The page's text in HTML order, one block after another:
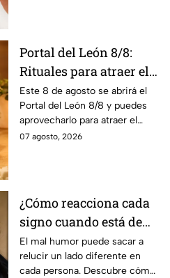
Portal del León 8/8:
Rituales para atraer el
amor este 8 de agosto
Este 8 de agosto se abrirá el
Portal del León 8/8 y puedes
aprovecharlo para atraer el
amor con estos sencillos
07 agosto, 2026
¿Cómo reacciona cada
signo cuando está de
mal humor?
El mal humor puede sacar a
relucir un lado diferente en
cada persona. Descubre cómo